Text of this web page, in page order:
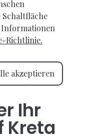
Ihr
Kreta
Informationen
Richtlinie.
akzeptieren